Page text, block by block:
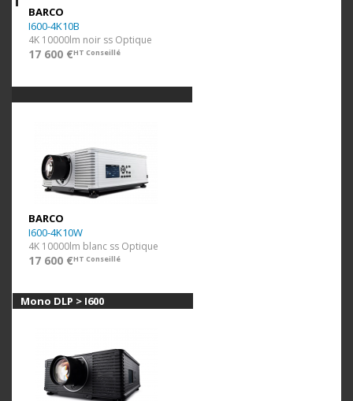
BARCO
I600-4K10B
4K 10000lm noir ss Optique
17 600 €HT Conseillé
BARCO
I600-4K10W
4K 10000lm blanc ss Optique
17 600 €HT Conseillé
Mono DLP > I600